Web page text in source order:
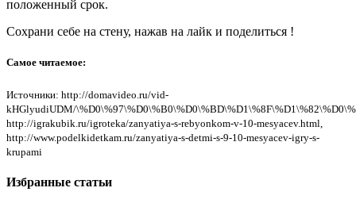
положенный срок.
Сохрани себе на стену, нажав на лайк и поделиться !
Самое читаемое:
Источники: http://domavideo.ru/vid-
kHGlyudiUDM/
http://igrakubik.ru/igroteka/zanyatiya-s-rebyonkom-v-10-mesyacev.html,
http://www.podelkidetkam.ru/zanyatiya-s-detmi-s-9-10-mesyacev-igry-s-
krupami
Избранные статьи